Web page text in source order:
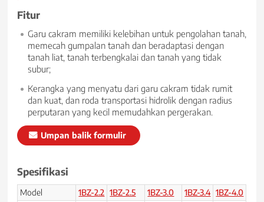
Fitur
Garu cakram memiliki kelebihan untuk pengolahan tanah,
memecah gumpalan tanah dan beradaptasi dengan
tanah liat, tanah terbengkalai dan tanah yang tidak
subur;
Kerangka yang menyatu dari garu cakram tidak rumit
dan kuat, dan roda transportasi hidrolik dengan radius
perputaran yang kecil memudahkan pergerakan.
Umpan balik formulir
Spesifikasi
Model 1BZ-2.2 1BZ-2.5 1BZ-3.0 1BZ-3.4 1BZ-4.0